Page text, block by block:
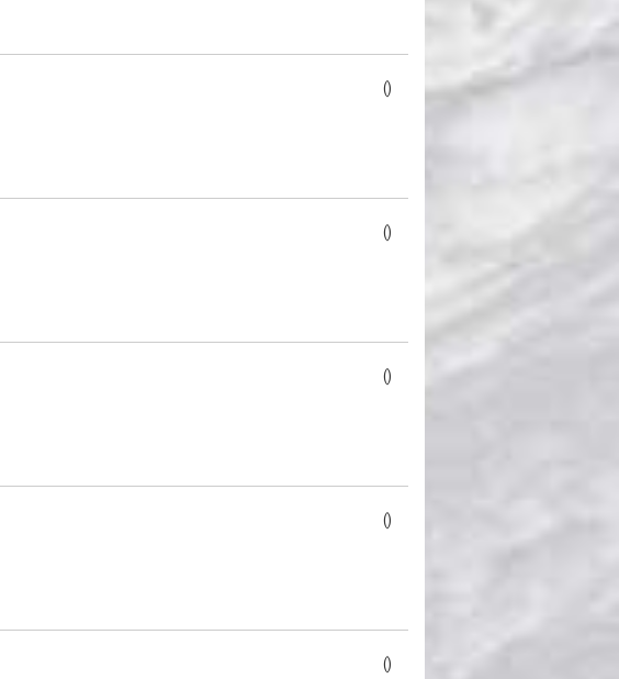
()
()
()
()
()